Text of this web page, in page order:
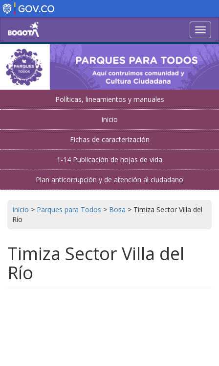
Pasar
al
contenido
principal
Políticas, lineamientos y manuales
Inicio
Fichas de caracterización
1-14 Publicación de hojas de vida
Plan anticorrupción y de atención al ciudadano
Inicio > Parques para Todos > Bosa > Timiza Sector Villa del
Río
Timiza Sector Villa del
Río